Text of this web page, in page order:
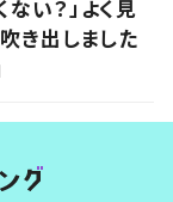
い？」よく見
き出しました